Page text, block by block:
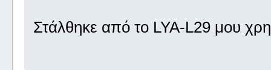
Στάλθηκε από το LYA-L29 μου